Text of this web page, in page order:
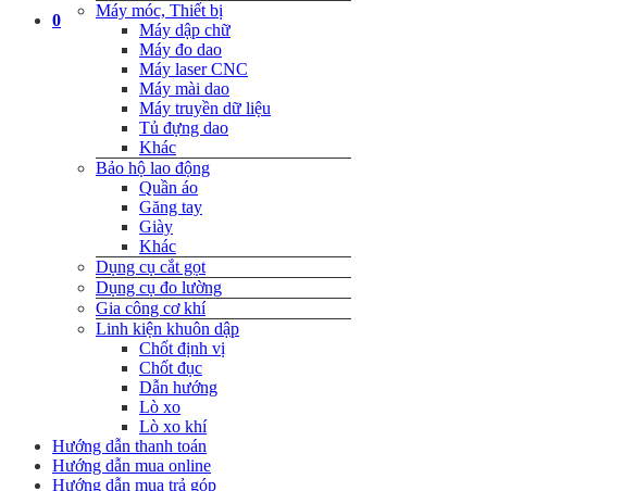
0
Máy móc, Thiết bị
Máy dập chữ
Máy đo dao
Máy laser CNC
Máy mài dao
Máy truyền dữ liệu
Tủ đựng dao
Khác
Bảo hộ lao động
Quần áo
Găng tay
Giày
Khác
Dụng cụ cắt gọt
Dụng cụ đo lường
Gia công cơ khí
Linh kiện khuôn dập
Chốt định vị
Chốt đục
Dẫn hướng
Lò xo
Lò xo khí
Hướng dẫn thanh toán
Hướng dẫn mua online
Hướng dẫn mua trả góp